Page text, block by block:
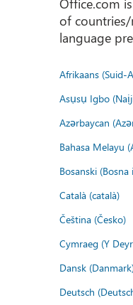
Office.com
of
language
Afrikaans (Suid-
Asụsụ Igbo
Azərbaycan
Bahasa Melayu
Bosanski
Català (català)
Čeština (Česko)
Cymraeg (Y
Dansk
Deutsch